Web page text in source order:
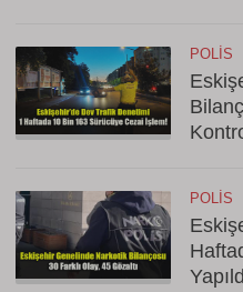
POLIS
POLIS